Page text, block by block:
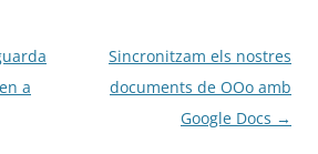
a
Sincronitzam els nostres
documents de OOo amb
Google Docs →